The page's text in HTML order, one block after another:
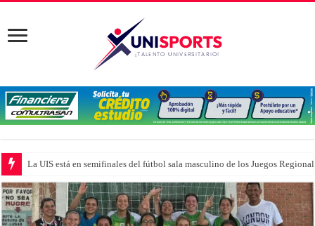
La UIS está en semifinales del fútbol sala masculino de los Juegos